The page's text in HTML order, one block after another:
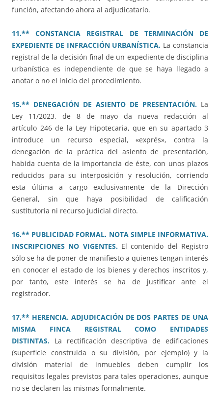
función, afectando ahora al adjudicatario.
11.** CONSTANCIA REGISTRAL DE TERMINACIÓN DE
EXPEDIENTE DE INFRACCIÓN URBANÍSTICA. La constancia
registral de la decisión final de un expediente de disciplina
urbanística es independiente de que se haya llegado a
anotar o no el inicio del procedimiento.
15.** DENEGACIÓN DE ASIENTO DE PRESENTACIÓN. La
Ley 11/2023, de 8 de mayo da nueva redacción al
artículo 246 de la Ley Hipotecaria, que en su apartado 3
introduce un recurso especial, «exprés», contra la
denegación de la práctica del asiento de presentación,
habida cuenta de la importancia de éste, con unos plazos
reducidos para su interposición y resolución, corriendo
esta última a cargo exclusivamente de la Dirección
General, sin que haya posibilidad de calificación
sustitutoria ni recurso judicial directo.
16.** PUBLICIDAD FORMAL. NOTA SIMPLE INFORMATIVA.
INSCRIPCIONES NO VIGENTES. El contenido del Registro
sólo se ha de poner de manifiesto a quienes tengan interés
en conocer el estado de los bienes y derechos inscritos y,
por tanto, este interés se ha de justificar ante el
registrador.
17.** HERENCIA. ADJUDICACIÓN DE DOS PARTES DE UNA
MISMA FINCA REGISTRAL COMO ENTIDADES
DISTINTAS. La rectificación descriptiva de edificaciones
(superficie construida o su división, por ejemplo) y la
división material de inmuebles deben cumplir los
requisitos legales previstos para tales operaciones, aunque
no se declaren las mismas formalmente.